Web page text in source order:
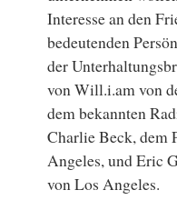
Interesse an den
bedeutenden
der
von Will.i.am von
dem bekannten
Charlie Beck, dem
Angeles, und Eric
von Los Angeles.